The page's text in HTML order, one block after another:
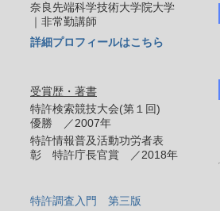
奈良先端科学技術大学院大学
｜非常勤講師
詳細プロフィールはこちら
受賞歴・著書
特許検索競技大会(第１回)
優勝 ／2007年
特許情報普及活動功労者表
彰 特許庁長官賞 ／2018年
特許調査入門 第三版